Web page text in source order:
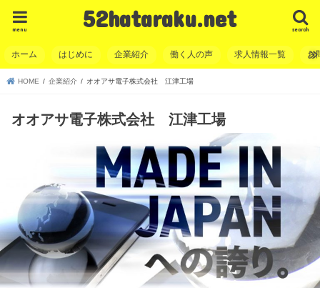
52hataraku.net search
menu
ホーム はじめに 企業紹介 働く人の声 求人情報一覧 お
HOME 企業紹介 オオアサ電子株式会社 江津工場
オオアサ電子株式会社 江津工場